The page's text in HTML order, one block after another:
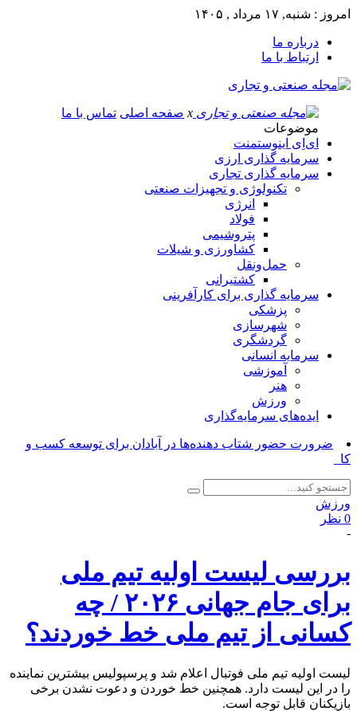
امروز : شنبه, ۱۷ مرداد , ۱۴۰۵
درباره ما
ارتباط با ما
x صفحه اصلی تماس با ما
موضوعات
ای‌اِی اینوستمنت
سرمایه گذاری ارزی
سرمایه گذاری تجاری
تکنولوژی و تجهیزات صنعتی
انرژی
فولاد
پتروشیمی
کشاورزی و شیلات
حمل‌و‌نقل
کشتیرانی
سرمایه گذاری برای کارآفرینی
پزشکی
شهرسازی
گردشگری
سرمایه انسانی
آموزشی
هنر
ورزش
ایده‌های سرمایه‌گذاری
ضرورت حضور شتاب ‌دهنده‌ها در آبادان برای توسعه کسب‌ و
کارها_
ورزش
0 نظر
-
بررسی لیست اولیه تیم ملی
برای جام جهانی ۲۰۲۶ / چه
کسانی از تیم ملی خط خوردند؟
لیست اولیه تیم ملی فوتبال اعلام شد و پرسپولیس بیشترین نماینده
را در این لیست دارد. همچنین خط خوردن و دعوت نشدن برخی
بازیکنان قابل توجه است.